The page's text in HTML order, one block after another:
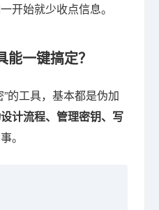
开始就少收点信息。
一键搞定？
的工具，基本都是伪加
计流程、管理密钥、写
。